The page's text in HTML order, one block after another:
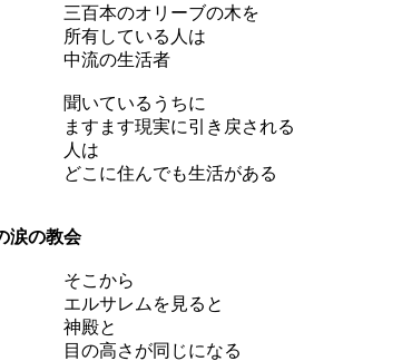
本のオリーブの木を
している人は
流の生活者
ているうちに
ます現実に引き戻される
は
に住んでも生活がある
涙の教会
こから
サレムを見ると
殿と
高さが同じになる